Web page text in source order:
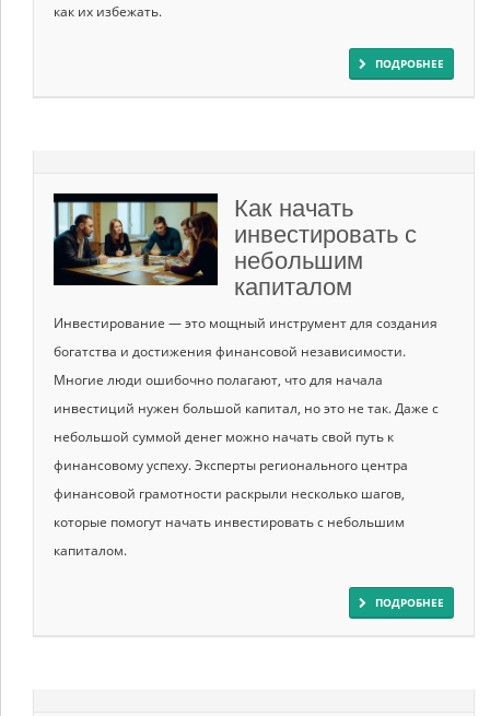
как их избежать.
ПОДРОБНЕЕ
Как начать
инвестировать с
небольшим
капиталом
Инвестирование — это мощный инструмент для создания
богатства и достижения финансовой независимости.
Многие люди ошибочно полагают, что для начала
инвестиций нужен большой капитал, но это не так. Даже с
небольшой суммой денег можно начать свой путь к
финансовому успеху. Эксперты регионального центра
финансовой грамотности раскрыли несколько шагов,
которые помогут начать инвестировать с небольшим
капиталом.
ПОДРОБНЕЕ